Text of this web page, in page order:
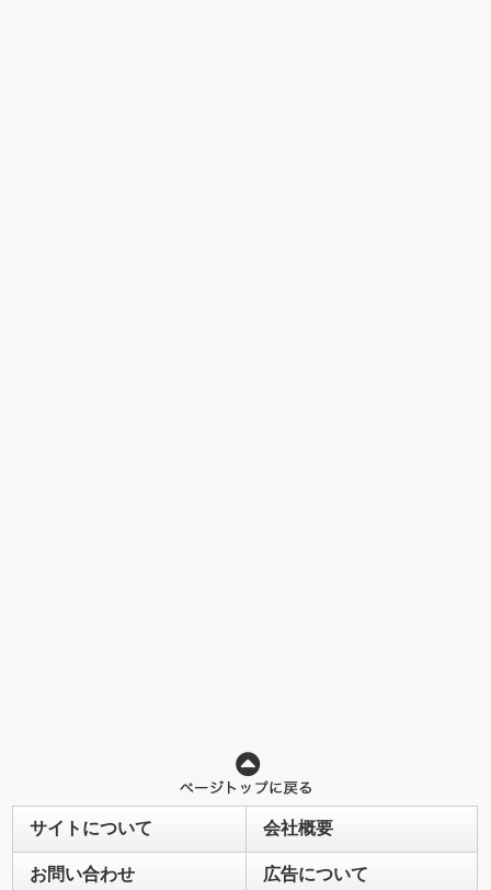
サイトについて 会社概要
お問い合わせ 広告について